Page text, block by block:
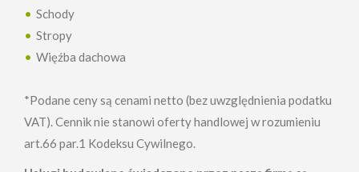
Schody
Stropy
Więźba dachowa
*Podane ceny są cenami netto (bez uwzględnienia podatku
VAT). Cennik nie stanowi oferty handlowej w rozumieniu
art.66 par.1 Kodeksu Cywilnego.